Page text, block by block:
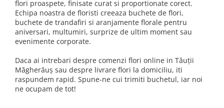
flori proaspete, finisate curat si proportionate corect.
Echipa noastra de floristi creeaza buchete de flori,
buchete de trandafiri si aranjamente florale pentru
aniversari, multumiri, surprize de ultim moment sau
evenimente corporate.
Daca ai intrebari despre comenzi flori online in Tăuții
Măgherăuș sau despre livrare flori la domiciliu, iti
raspundem rapid. Spune-ne cui trimiti buchetul, iar noi
ne ocupam de tot!